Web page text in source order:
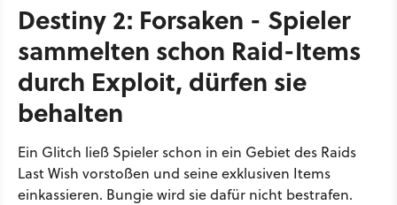
Destiny 2: Forsaken - Spieler
sammelten schon Raid-Items
durch Exploit, dürfen sie
behalten
Ein Glitch ließ Spieler schon in ein Gebiet des Raids
Last Wish vorstoßen und seine exklusiven Items
einkassieren. Bungie wird sie dafür nicht bestrafen.